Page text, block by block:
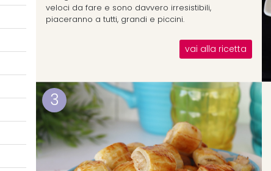
veloci da fare e sono davvero irresistibili,
piaceranno a tutti, grandi e piccini.
vai alla ricetta
3